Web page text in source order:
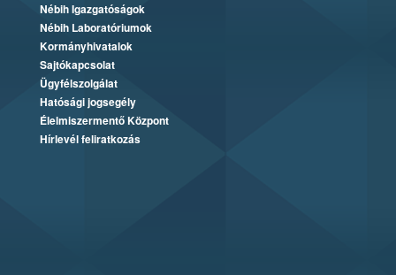
Nébih Igazgatóságok
Nébih Laboratóriumok
Kormányhivatalok
Sajtókapcsolat
Ügyfélszolgálat
Hatósági jogsegély
Élelmiszermentő Központ
Hírlevél feliratkozás